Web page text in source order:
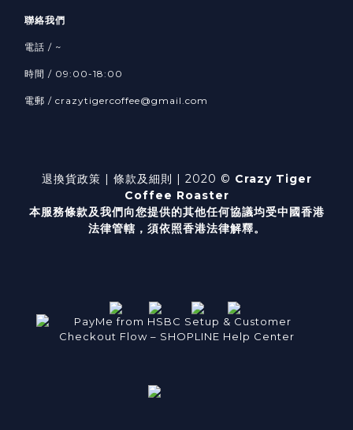
聯絡我們
電話 / ~
時間 / 09:00-18:00
電郵 / crazytigercoffee@gmail.com
退換貨政策 | 條款及細則 | 2020 © Crazy Tiger
Coffee Roaster
本服務條款及我們向您提供的其他任何協議均受中國香港
法律管轄， 須依照香港法律解釋。